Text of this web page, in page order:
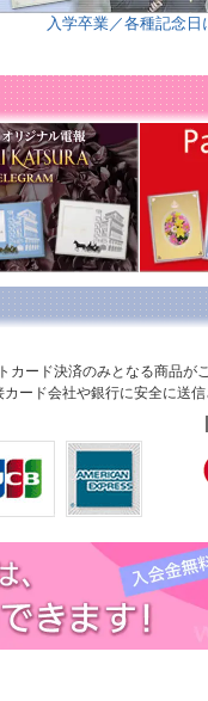
フト電報のおすすめ商品・
た供花ブーケになります。
商品追加・更新致しました。
等が大変ご好評。斎場・ホ
さん（ペア・Ｍサイズ）ぬい
花ブーケセット3商品 計7商
報「哀歌（あいか）」新発売
る黒箔を使用し、気品に溢
ッフ厳選！」第3弾をリリース
会 推し！』 文例や送り方をス
ッフ厳選！」第２弾をリリー
』 スタッフが自信をもっておす
報 パルコアラ 復刻版★ 20体限
ー、パルコアラが帰ってき
ッフ厳選！」リリース致しまし
選』 スタッフが自信をもって
ーム電報
ブライダルギフト
より、1商品（
ウェディン
報「プレシャス テディベア ホ
入学卒業／各種記念日
ード決済のみとなる商品が
ード会社や銀行に安全に送信